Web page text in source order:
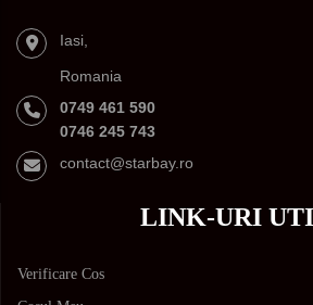
Iasi,
Romania
0749 461 590
0746 245 743
contact@starbay.ro
LINK-URI
Verificare Cos